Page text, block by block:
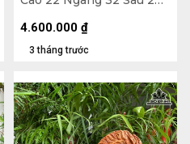
3 tháng trước
4.600.000 ₫